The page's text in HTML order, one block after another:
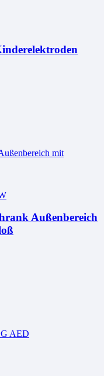
Außenbereich